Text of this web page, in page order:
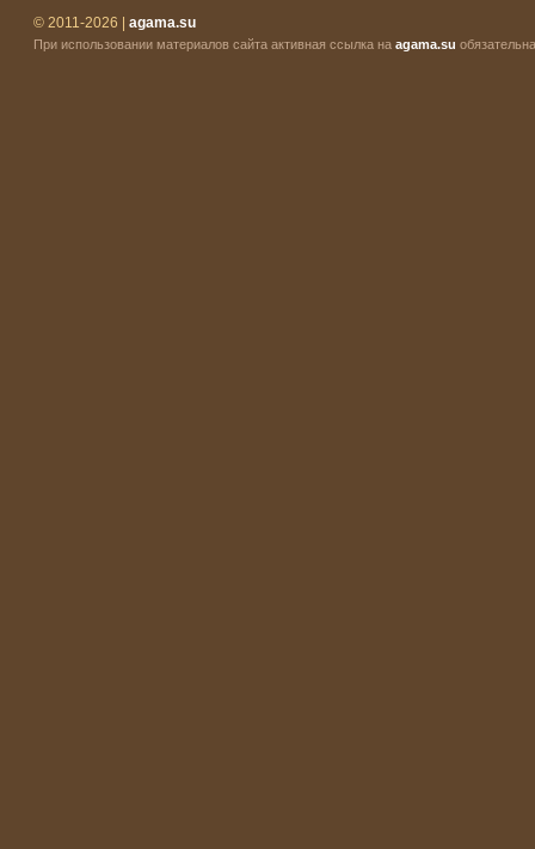
© 2011-2026 | agama.su
При использовании материалов сайта активная ссылка на agama.su